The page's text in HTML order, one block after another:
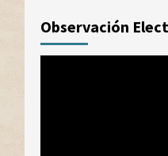
Observación